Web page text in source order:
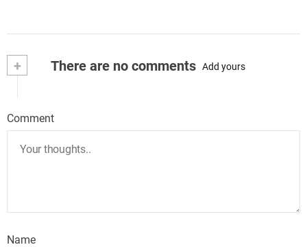
+ There are no comments Add yours
Comment
Name